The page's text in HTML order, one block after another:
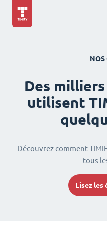
NOS
Des
utilisent
Découvrez comment
tous
Lisez les